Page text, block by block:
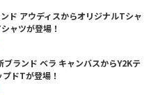
ド アウディスからオリジナルTシャ
ャツが登場！
ブランド ベラ キャンバスからY2Kテ
ドTが登場！